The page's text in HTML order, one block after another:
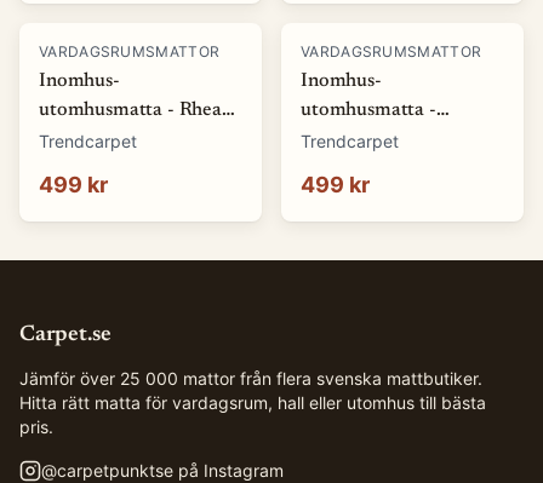
VARDAGSRUMSMATTOR
Inomhus-
utomhusmatta - Rhea
(natur) (Storlek: 80 x
Trendcarpet
499 kr
VARDAGSRUMSMATTOR
Inomhus-
utomhusmatta -
Somerville (blå)
Trendcarpet
499 kr
Carpet.se
Jämför över 25 000 mattor från flera svenska mattbutiker.
Hitta rätt matta för vardagsrum, hall eller utomhus till bästa
pris.
@carpetpunktse på Instagram